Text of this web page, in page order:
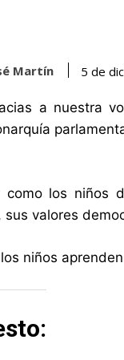
Martín 5 de
a nuestra
como los niños
sus valores
niños